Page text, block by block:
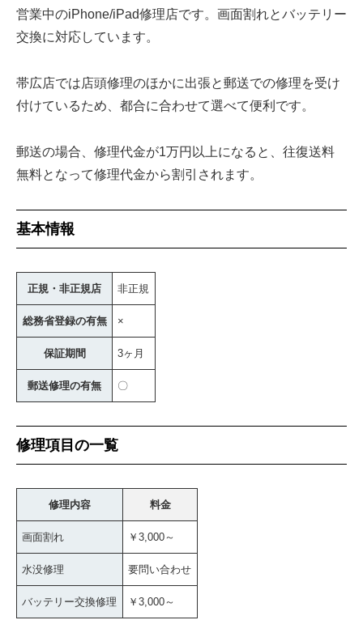
営業中のiPhone/iPad修理店です。画面割れとバッテリー
交換に対応しています。
帯広店では店頭修理のほかに出張と郵送での修理を受け
付けているため、都合に合わせて選べて便利です。
郵送の場合、修理代金が1万円以上になると、往復送料
無料となって修理代金から割引されます。
基本情報
正規・非正規店 非正規
総務省登録の有無 ×
保証期間 3ヶ月
郵送修理の有無 〇
修理項目の一覧
修理内容 料金
画面割れ ￥3,000～
水没修理 要問い合わせ
バッテリー交換修理 ￥3,000～